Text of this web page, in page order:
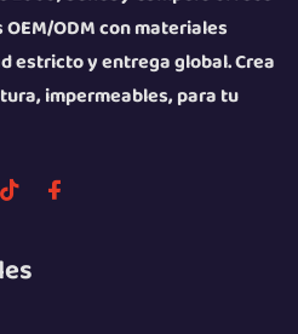
ODM con materiales
estricto y entrega global. Crea
impermeables, para tu